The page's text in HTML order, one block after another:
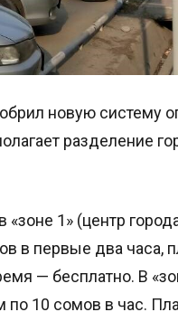
новую систему
разделение
1» (центр
в первые два часа,
— бесплатно. В
по 10 сомов в час.